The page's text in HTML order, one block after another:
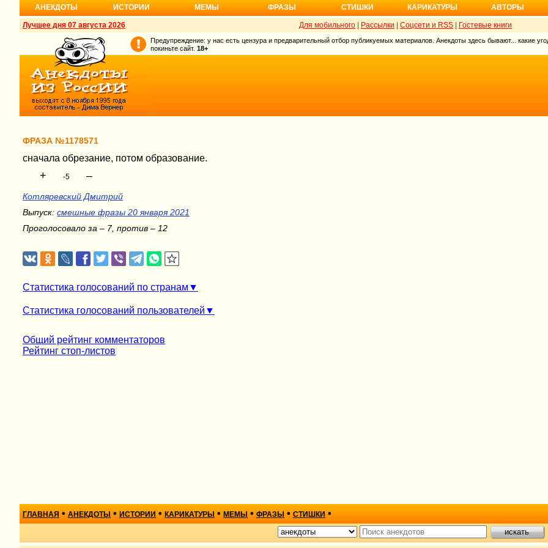
АНЕКДОТЫ ИСТОРИИ МЕМЫ ФРАЗЫ СТИШКИ КАРИКАТУРЫ АВТОРЫ
Лучшее дня 07 августа 2026 Для мобильного Рассылки Соцсети и RSS Гостевые книги
Предупреждение: у нас есть цензура и предварительный отбор публикуемых материалов. Анекдоты здесь бывают... какие
покиньте сайт. 18+
ФРАЗА №1178571
сначала обрезание, потом образование.
+ -5 –
Котляревский Дмитрий
Выпуск: смешные фразы 20 января 2021
Проголосовало за – 7, против – 12
Статистика голосований по странам
Статистика голосований пользователей
Общий рейтинг комментаторов
Рейтинг стоп-листов
ГЛАВНАЯ • АНЕКДОТЫ • ИСТОРИИ • КАРИКАТУРЫ • МЕМЫ • ФРАЗЫ • СТИШКИ •